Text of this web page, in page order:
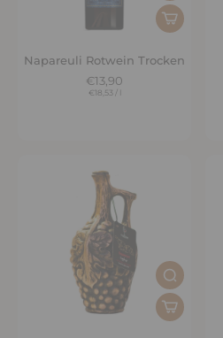
Napareuli Rotwein Trocken
€13,90
€18,53 / l